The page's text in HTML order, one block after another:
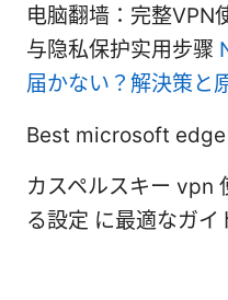
电脑翻墙：完整VPN
与隐私保护实用步骤
届かない？解決策と
Best microsoft
カスペルスキー vpn
る設定 に最適なガイ